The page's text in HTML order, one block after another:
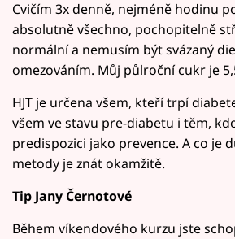
Cvičím 3x denně, nejméně hodinu
absolutně všechno, pochopitelně
normální a nemusím být svázaný
omezováním. Můj půlroční cukr je
HJT je určena všem, kteří trpí
všem ve stavu pre-diabetu i těm,
predispozici jako prevence. A co je
metody je znát okamžitě.
Tip Jany Černotové
Během víkendového kurzu jste